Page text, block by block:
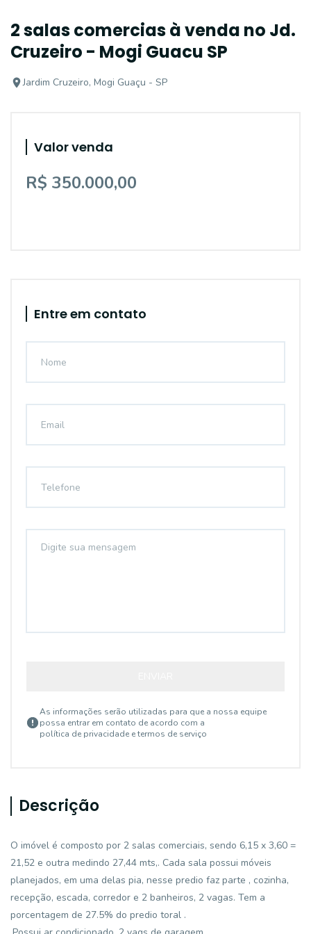
2 salas comercias à venda no Jd.
Cruzeiro - Mogi Guacu SP
Jardim Cruzeiro, Mogi Guaçu - SP
Valor venda
R$ 350.000,00
Entre em contato
As informações serão utilizadas para que a nossa equipe
possa entrar em contato de acordo com a
política de privacidade e termos de serviço
Descrição
O imóvel é composto por 2 salas comerciais, sendo 6,15 x 3,60 =
21,52 e outra medindo 27,44 mts,. Cada sala possui móveis
planejados, em uma delas pia, nesse predio faz parte , cozinha,
recepção, escada, corredor e 2 banheiros, 2 vagas. Tem a
porcentagem de 27.5% do predio toral .